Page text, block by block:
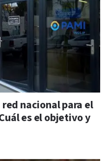
red nacional para el
es el objetivo y